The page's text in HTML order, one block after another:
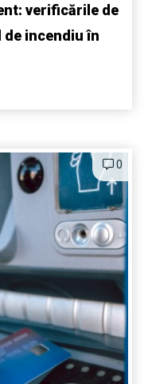
verificările de
de incendiu în
0